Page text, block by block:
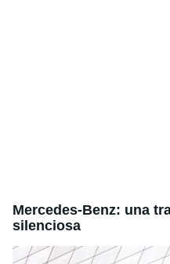
Mercedes-Benz: una
silenciosa